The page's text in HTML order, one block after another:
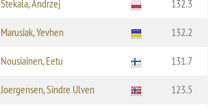
Stekala, Andrzej 132.3
Marusiak, Yevhen 132.2
Nousiainen, Eetu 131.7
Joergensen, Sindre Ulven 123.5